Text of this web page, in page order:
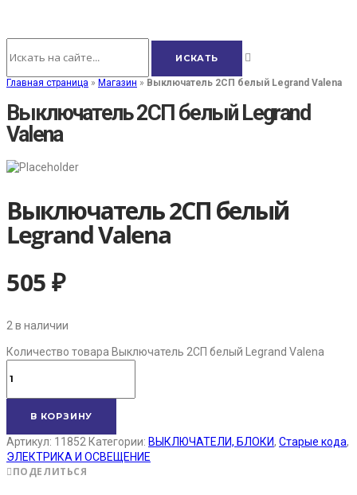
Главная страница » Магазин » Выключатель 2СП белый Legrand Valena
Выключатель 2СП белый Legrand
Valena
Выключатель 2СП белый
Legrand Valena
505₽
2 в наличии
Количество товара Выключатель 2СП белый Legrand Valena
В КОРЗИНУ
Артикул: 11852 Категории: ВЫКЛЮЧАТЕЛИ, БЛОКИ, Старые кода,
ЭЛЕКТРИКА И ОСВЕЩЕНИЕ
ПОДЕЛИТЬСЯ